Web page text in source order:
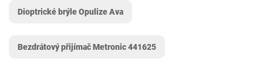
Dioptrické brýle Opulize Ava
Bezdrátový přijímač Metronic 441625